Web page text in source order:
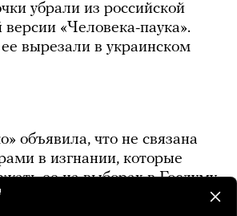
убрали из российской
«Человека-паука».
вырезали в украинском
объявила, что не связана
в изгнании, которые
ее на выборах в Госдуму